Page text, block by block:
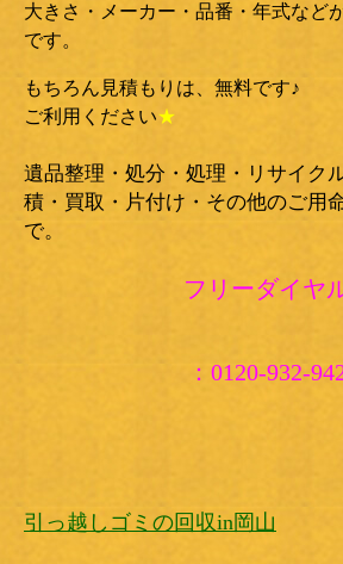
大きさ・メーカー・品番・年式など
です。
もちろん見積もりは、無料です♪
ご利用ください★
遺品整理・処分・処理・リサイク
積・買取・片付け・その他のご用
で。
フリーダイヤ
：0120-932-
引っ越しゴミの回収in岡山